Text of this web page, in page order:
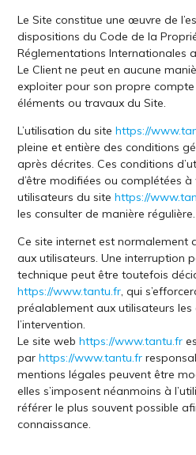
Le Site constitue une œuvre de
dispositions du Code de la
Réglementations Internationales
Le Client ne peut en aucune
exploiter pour son propre
éléments ou travaux du Site.
L’utilisation du sitehttps://
pleine et entière des conditions
après décrites. Ces conditions
d’être modifiées ou complétées
utilisateurs du sitehttps://
les consulter de manière régulière.
Ce site internet est normalement
aux utilisateurs. Une interruption
technique peut être toutefois
https://www.tantu.fr, qui
préalablement aux utilisateurs
l’intervention.
Le site webhttps://www.tantu.fr
parhttps://www.tantu.fr
mentions légales peuvent être
elles s’imposent néanmoins à
référer le plus souvent possible
connaissance.